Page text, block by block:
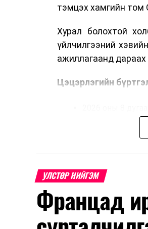
тэмцэх хамгийн
Хурал болохтой
үйлчилгээний
ажиллагаанд дараах
Цэцэрлэгийн
2026 оны 8
Энэ хугацаанд
2026 оны 9
УЛСТӨР НИЙГЭМ
Францад